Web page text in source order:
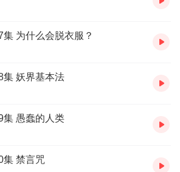
为什么会脱衣服？
集 妖界基本法
集 愚蠢的人类
集 禁言咒